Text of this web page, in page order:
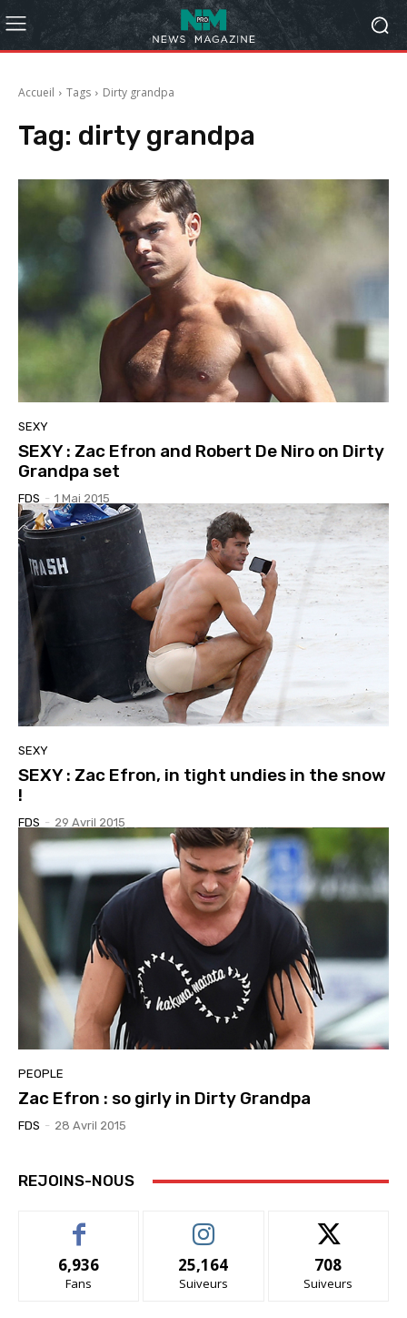
Accueil Tags Dirty grandpa
Tag: dirty grandpa
SEXY
SEXY : Zac Efron and Robert De Niro on Dirty
Grandpa set
FDS - 1 Mai 2015
SEXY
SEXY : Zac Efron, in tight undies in the snow
!
FDS - 29 Avril 2015
PEOPLE
Zac Efron : so girly in Dirty Grandpa
FDS - 28 Avril 2015
REJOINS-NOUS
6,936
Fans
25,164
Suiveurs
708
Suiveurs